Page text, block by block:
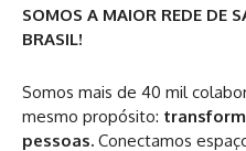
SOMOS A MAIOR REDE DE
BRASIL!
Somos mais de 40 mil
mesmo propósito:
pessoas. Conectamos